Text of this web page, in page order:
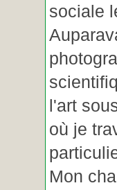
sociale
l'art
où je
Mon